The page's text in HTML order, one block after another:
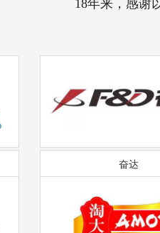
18年来，感谢
奋达